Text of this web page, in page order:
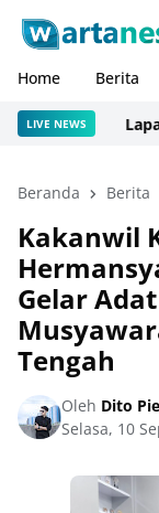
Home Berita
LIVE NEWSLapas
Beranda Berita
Kakanwil
Gelar
Tengah
Oleh Dito
Selasa, 10